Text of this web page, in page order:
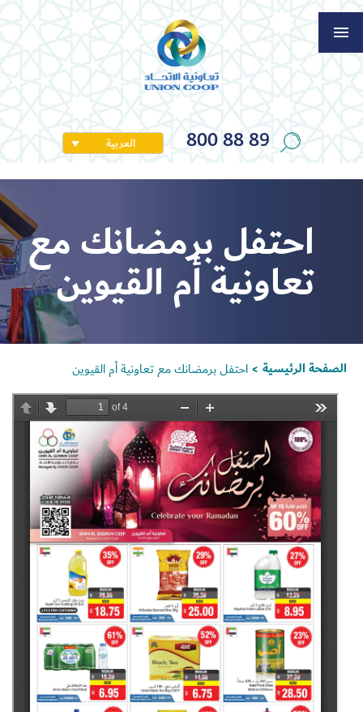
800 88 89 العربية
احتفل برمضانك مع
تعاونية أم القيوين
الصفحة الرئيسية > احتفل برمضانك مع تعاونية أم القيوين
Set Youtube Channel ID